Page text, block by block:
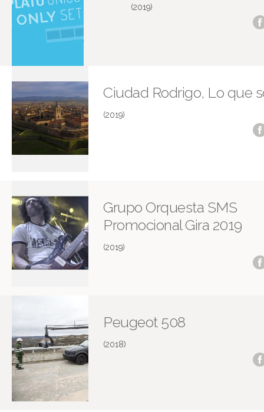
(2019)
Ciudad Rodrigo, Lo que
(2019)
Grupo Orquesta SMS
Promocional Gira 2019
(2019)
Peugeot 508
(2018)